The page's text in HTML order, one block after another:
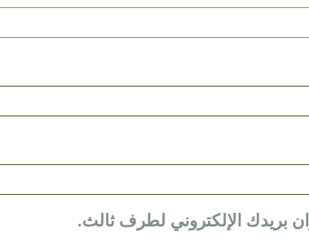
بريدك الإلكتروني لطرف ثالث.